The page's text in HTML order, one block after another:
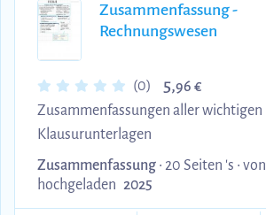
Zusammenfassung -
Rechnungswesen
(0) 5,96 €
Zusammenfassungen aller wichtigen
Klausurunterlagen
Zusammenfassung • 20 Seiten 's • von
hochgeladen 2025